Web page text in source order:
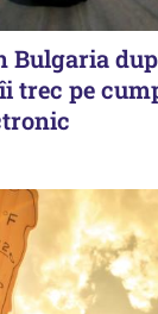
Bulgaria
trec pe